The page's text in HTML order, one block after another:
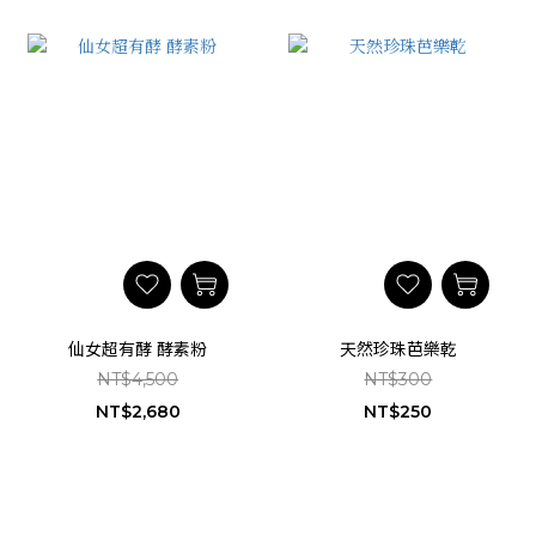
仙女超有酵 酵素粉
NT$4,500
NT$2,680
天然珍珠芭樂乾
NT$300
NT$250